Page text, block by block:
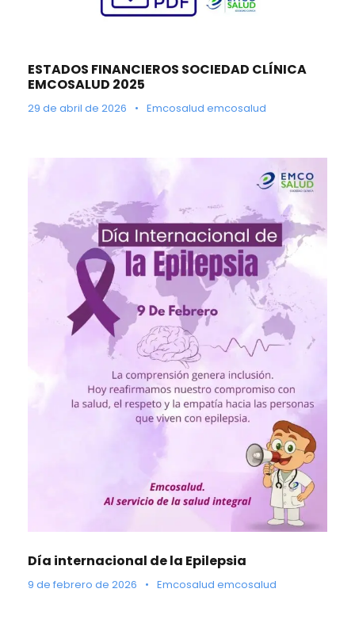
ESTADOS FINANCIEROS SOCIEDAD CLÍNICA
EMCOSALUD 2025
29 de abril de 2026 • Emcosalud emcosalud
Día internacional de la Epilepsia
9 de febrero de 2026 • Emcosalud emcosalud